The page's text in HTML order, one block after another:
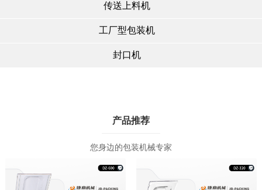
传送上料机
工厂型包装机
封口机
产品推荐
您身边的包装机械专家